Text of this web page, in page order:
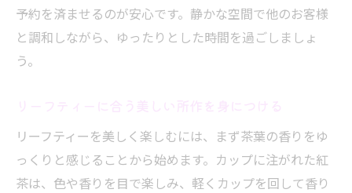
予約を済ませるのが安心です。静かな空間で他のお客様
と調和しながら、ゆったりとした時間を過ごしましょ
う。
リーフティーを美しく楽しむには、まず茶葉の香りをゆ
っくりと感じることから始めます。カップに注がれた紅
茶は、色や香りを目で楽しみ、軽くカップを回して香り